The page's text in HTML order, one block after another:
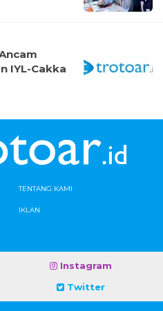
IYL-Cakka
TENTANG KAMI
IKLAN
Instagram
Twitter